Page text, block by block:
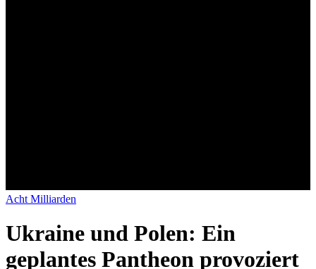
Acht Milliarden
Ukraine und Polen: Ein
geplantes Pantheon provoziert